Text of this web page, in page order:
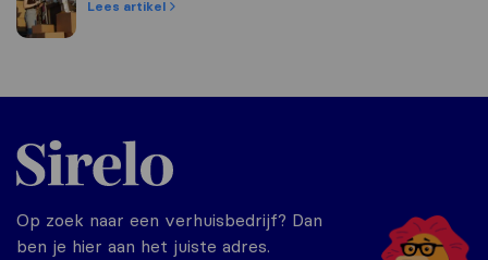
Lees artikel
Sirelo.nl
Op zoek naar een verhuisbedrijf? Dan
ben je hier aan het juiste adres.